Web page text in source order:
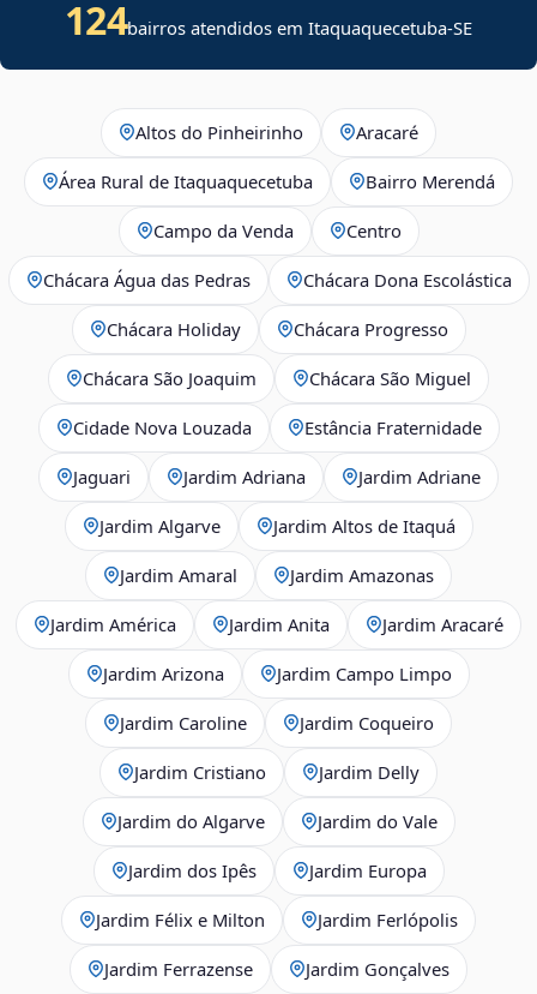
124bairros atendidos emItaquaquecetuba-SE
Altos do Pinheirinho Aracaré
Área Rural de Itaquaquecetuba Bairro Merendá
Campo da Venda Centro
Chácara Água das Pedras Chácara Dona Escolástica
Chácara Holiday Chácara Progresso
Chácara São Joaquim Chácara São Miguel
Cidade Nova Louzada Estância Fraternidade
Jaguari Jardim Adriana Jardim Adriane
Jardim Algarve Jardim Altos de Itaquá
Jardim Amaral Jardim Amazonas
Jardim América Jardim Anita Jardim Aracaré
Jardim Arizona Jardim Campo Limpo
Jardim Caroline Jardim Coqueiro
Jardim Cristiano Jardim Delly
Jardim do Algarve Jardim do Vale
Jardim dos Ipês Jardim Europa
Jardim Félix e Milton Jardim Ferlópolis
Jardim Ferrazense Jardim Gonçalves